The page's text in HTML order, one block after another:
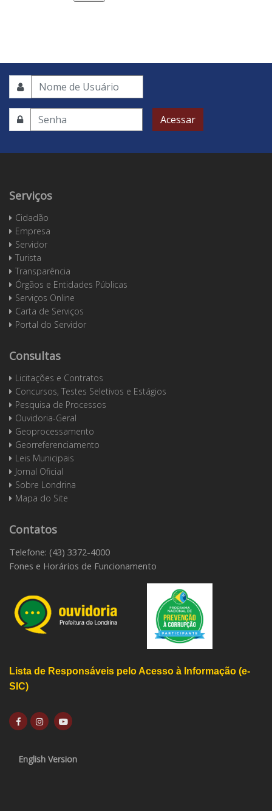
Acessar
Serviços
Cidadão
Empresa
Servidor
Turista
Transparência
Órgãos e Entidades Públicas
Serviços Online
Carta de Serviços
Portal do Servidor
Consultas
Licitações e Contratos
Concursos, Testes Seletivos e Estágios
Pesquisa de Processos
Ouvidoria-Geral
Geoprocessamento
Georreferenciamento
Leis Municipais
Jornal Oficial
Sobre Londrina
Mapa do Site
Contatos
Telefone: (43) 3372-4000
Fones e Horários de Funcionamento
Lista de Responsáveis pelo Acesso à Informação (e-
SIC)
English Version